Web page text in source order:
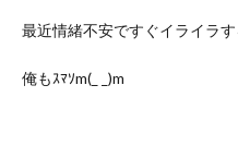
最近情緒不安ですぐイライラす
俺もｽﾏｿm(_ _)m